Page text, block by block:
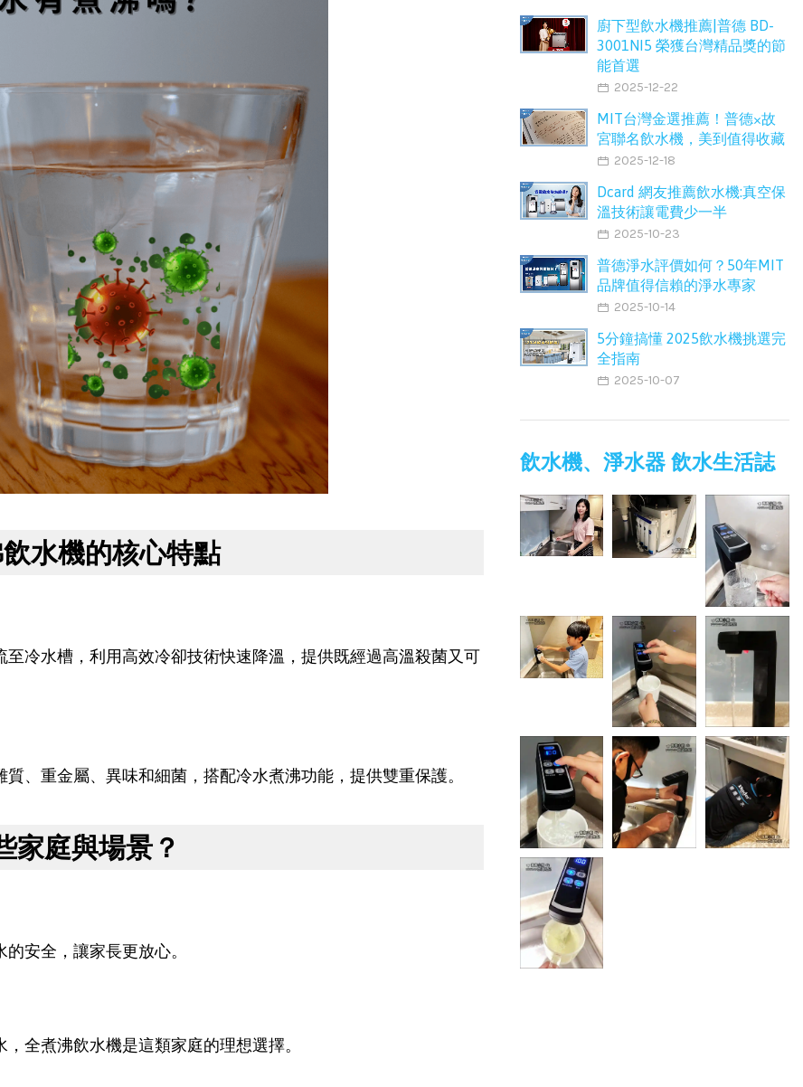
水機的核心特點
冷水槽，利用高效冷卻技術快速降溫，提供既經過高溫殺菌又可
、重金屬、異味和細菌，搭配冷水煮沸功能，提供雙重保護。
家庭與場景？
安全，讓家長更放心。
全煮沸飲水機是這類家庭的理想選擇。
廚下型飲水機推薦|普德 BD-
3001NI5 榮獲台灣精品獎的節
能首選
2025-12-22
MIT台灣金選推薦！普德×故
宮聯名飲水機，美到值得收藏
2025-12-18
Dcard 網友推薦飲水機:真空保
溫技術讓電費少一半
2025-10-23
普德淨水評價如何？50年MIT
品牌值得信賴的淨水專家
2025-10-14
5分鐘搞懂 2025飲水機挑選完
全指南
2025-10-07
飲水機、淨水器 飲水生活誌